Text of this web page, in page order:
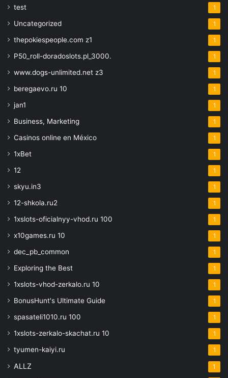
test 1
Uncategorized 1
thepokiespeople.com z1 1
P50_roll-doradoslots.pl_3000. 1
www.dogs-unlimited.net z3 1
beregaevo.ru 10 1
jan1 1
Business, Marketing 1
Casinos online en México 1
1xBet 1
12 1
skyu.in3 1
12-shkola.ru2 1
1xslots-oficialnyy-vhod.ru 100 1
x10games.ru 10 1
dec_pb_common 1
Exploring the Best 1
1xslots-vhod-zerkalo.ru 10 1
BonusHunt's Ultimate Guide 1
spasateli1010.ru 100 1
1xslots-zerkalo-skachat.ru 10 1
tyumen-kaiyi.ru 1
ALLZ 1